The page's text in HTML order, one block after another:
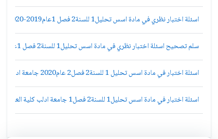
اسئلة اختبار نظري في مادة اسس تحليل1 للسنة2 فصل 1عام2019-2020ادلب رياضيات
سلم تصحيح اسئلة اختبار نظري في مادة اسس تحليل1 للسنة2 فصل 1عام2019-2020ادلب رياضيات
اسئلة اختبار في مادة اسس تحليل 1 للسنة2 فصل2 عام2020 جامعة ادلب رياضيات
اسئلة اختبار في مادة اسس تحليل1 للسنة2 فصل1 جامعة ادلب كلية العلوم قسم رياضيات